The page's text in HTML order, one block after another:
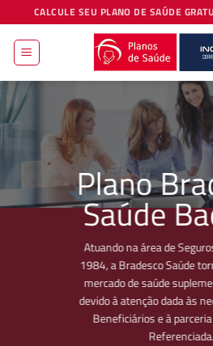
to
content
CALCULE SEU PLANO DE SAÚDE
Plano
Saúde
Atuando na área de
1984, a Bradesco Saúde
mercado de saúde
devido à atenção dada às
Beneficiários e à
Referenciada.